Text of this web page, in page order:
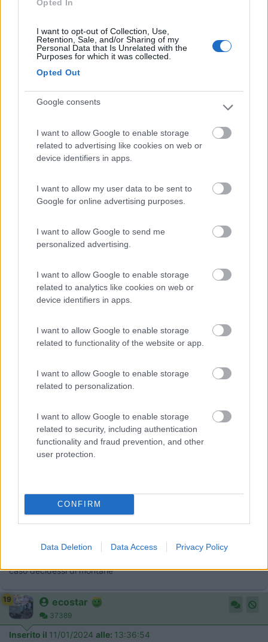
Opted In
I want to opt-out of Collection, Use,
Retention, Sale, and/or Sharing of my
Personal Data that Is Unrelated with the
Purposes for which it was collected.
Opted Out
Google consents
I want to allow Google to enable storage
related to advertising like cookies on web or
device identifiers in apps.
I want to allow my user data to be sent to
Google for online advertising purposes.
I want to allow Google to send me
personalized advertising.
I want to allow Google to enable storage
related to analytics like cookies on web or
device identifiers in apps.
I want to allow Google to enable storage
related to functionality of the website or app.
I want to allow Google to enable storage
related to personalization.
I want to allow Google to enable storage
related to security, including authentication
functionality and fraud prevention, and other
user protection.
CONFIRM
Data Deletion Data Access Privacy Policy
il sistema non rileva la fiamma causa elettrodo di rilevazione mal
posizionato oppure qualche problema sulla connessione o sullo
stesso interruttore , controlla anche che al variare della
manopola temperatura lato gas varia anche la consistenza della
fiammella , prova anche e invertire i fili che alimentano il
trasformatore di accensione
ecostar
Inserito il23/11/2018 alle:23:11:38
ho letto le tue successive mail ma come ho specificato riesco a
cerca di proseguire attraverso questo forum , tra l'altro avrai
anche ulteriori possibilità di ascoltare consigli e suggerimenti da
altri utenti
sopra alla fiammella se girato nel verso giusto a contatto con la
fiammella la punta dello stesso elettrodo deve diventare rosso
SilverHaze
Seppur abbia la sua veneranda età devo dire che fa ancora il
suo egregio lavoro riuscendo a raggiungere in cella in estate i
ha la griglia di ventilazione.
caso decidessi di montarle
19 ecostar
37389
Inserito il 11/01/2024 alle: 13:36:54